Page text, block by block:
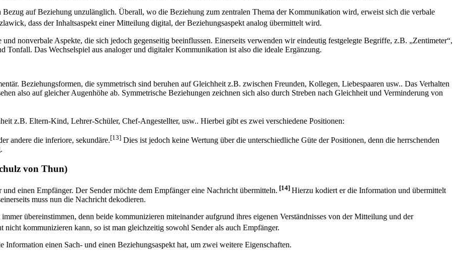
auf Beziehung unzulänglich. Überall, wo die Beziehung zum zentralen Thema der Kommunikation wird, erweist sich die verbale
dass der Inhaltsaspekt einer Mitteilung digital, der Beziehungsaspekt analog übermittelt wird.
nonverbale Aspekte, die sich jedoch gegenseitig beeinflussen. Einerseits verwenden wir eindeutig festgelegte Begriffe, z.B. „Zentimeter“,
Tonfall. Das Wechselspiel aus analoger und digitaler Kommunikation ist also die ideale Ergänzung.
Beziehungsformen, die symmetrisch sind beruhen auf Gleichheit z.B. zwischen Freunden, Kollegen, Liebespaaren usw.. Das Verhalten
also auf gleicher Augenhöhe ab. Symmetrische Beziehungen zeichnen sich also durch Streben nach Gleichheit und Verminderung von
z.B. Eltern-Kind, Lehrer-Schüler, Chef-Angestellter, usw.. Hierbei gibt es zwei verschiedene Positionen:
andere die inferiore, sekundäre.[13] Dies ist jedoch keine Wertung über die unterschiedliche Güte der Positionen, denn die herrschenden
von Thun)
einen Empfänger. Der Sender möchte dem Empfänger eine Nachricht übermitteln. [14] Hierzu kodiert er die Information und übermittelt
muss nun die Nachricht dekodieren.
übereinstimmen, denn beide kommunizieren miteinander aufgrund ihres eigenen Verständnisses von der Mitteilung und der
nicht kommunizieren kann, so ist man gleichzeitig sowohl Sender als auch Empfänger.
einen Sach- und einen Beziehungsaspekt hat, um zwei weitere Eigenschaften.